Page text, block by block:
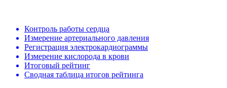
Контроль работы сердца
Измерение артериального давления
Регистрация электрокардиограммы
Измерение кислорода в крови
Итоговый рейтинг
Сводная таблица итогов рейтинга